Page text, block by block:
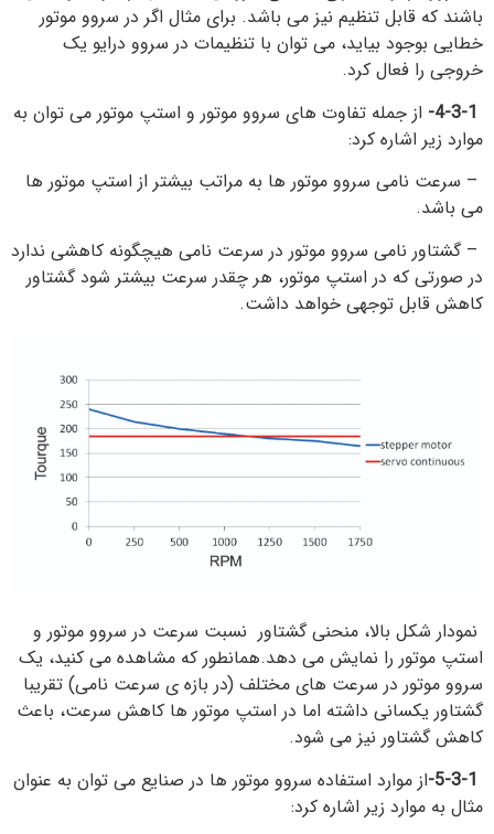
باشند که قابل تنظیم نیز می باشد. برای مثال اگر در سروو موتور
خطایی بوجود بیاید، می توان با تنظیمات در سروو درایو یک
خروجی را فعال کرد.
4-3-1- از جمله تفاوت های سروو موتور و استپ موتور می توان به
موارد زیر اشاره کرد:
– سرعت نامی سروو موتور ها به مراتب بیشتر از استپ موتور ها
می باشد.
– گشتاور نامی سروو موتور در سرعت نامی هیچگونه کاهشی ندارد
در صورتی که در استپ موتور، هر چقدر سرعت بیشتر شود گشتاور
کاهش قابل توجهی خواهد داشت.
نمودار شکل بالا، منحنی گشتاور نسبت سرعت در سروو موتور و
استپ موتور را نمایش می دهد.همانطور که مشاهده می کنید، یک
سروو موتور در سرعت های مختلف (در بازه ی سرعت نامی) تقریبا
گشتاور یکسانی داشته اما در استپ موتور ها کاهش سرعت، باعث
کاهش گشتاور نیز می شود.
5-3-1- از موارد استفاده سروو موتور ها در صنایع می توان به عنوان
مثال به موارد زیر اشاره کرد: